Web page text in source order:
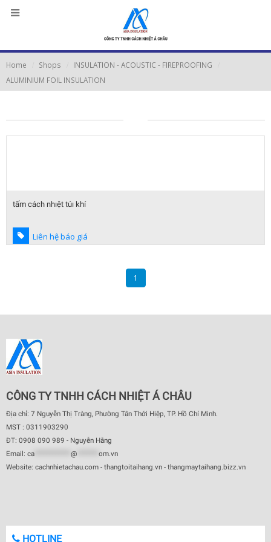
Home Shops
INSULATION - ACOUSTIC - FIREPROOFING
ALUMINIUM FOIL INSULATION
tấm cách nhıệt túı khí
Liên hệ báo giá
1
CÔNG TY TNHH CÁCH NHIỆT Á CHÂU
Địa chỉ: 7 Nguyễn Thị Tràng, Phường Tân Thới Hiệp, TP. Hồ Chí Minh.
MST : 0311903290
ĐT: 0908 090 989 - Nguyễn Hằng
Email: ca @
om.vn
Website: cachnhietachau.com - thangtoitaihang.vn - thangmaytaihang.bizz.vn
HOTLINE